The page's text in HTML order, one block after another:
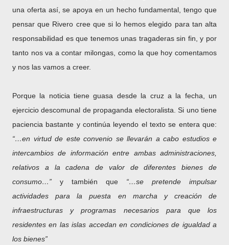
una oferta así, se apoya en un hecho fundamental, tengo que
pensar que Rivero cree que si lo hemos elegido para tan alta
responsabilidad es que tenemos unas tragaderas sin fin, y por
tanto nos va a contar milongas, como la que hoy comentamos
y nos las vamos a creer.
Porque la noticia tiene guasa desde la cruz a la fecha, un
ejercicio descomunal de propaganda electoralista. Si uno tiene
paciencia bastante y continúa leyendo el texto se entera que:
“…en virtud de este convenio se llevarán a cabo estudios e
intercambios de información entre ambas administraciones,
relativos a la cadena de valor de diferentes bienes de
consumo…” y también que “…se pretende impulsar
actividades para la puesta en marcha y creación de
infraestructuras y programas necesarios para que los
residentes en las islas accedan en condiciones de igualdad a
los bienes”